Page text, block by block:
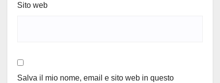
Sito web
Salva il mio nome, email e sito web in questo